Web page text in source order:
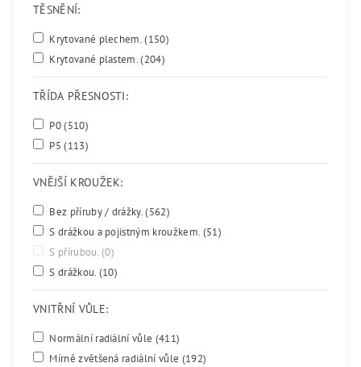
TĚSNĚNÍ:
Krytované plechem.(150)
Krytované plastem.(204)
TŘÍDA PŘESNOSTI:
P0(510)
P5(113)
VNĚJŠÍ KROUŽEK:
Bez příruby / drážky.(562)
S drážkou a pojistným kroužkem. (51)
S přírubou. (0)
S drážkou. (10)
VNITŘNÍ VŮLE:
Normální radiální vůle (411)
Mírně zvětšená radiální vůle (192)